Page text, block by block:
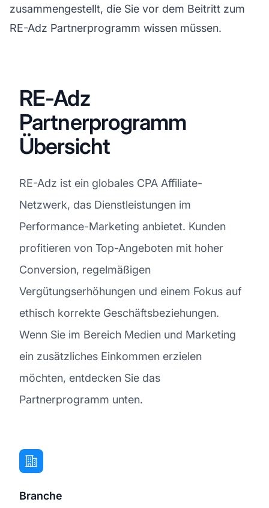
zusammengestellt, die Sie vor dem Beitritt zum
RE-Adz Partnerprogramm wissen müssen.
RE-Adz
Partnerprogramm
Übersicht
RE-Adz ist ein globales CPA Affiliate-
Netzwerk, das Dienstleistungen im
Performance-Marketing anbietet. Kunden
profitieren von Top-Angeboten mit hoher
Conversion, regelmäßigen
Vergütungserhöhungen und einem Fokus auf
ethisch korrekte Geschäftsbeziehungen.
Wenn Sie im Bereich Medien und Marketing
ein zusätzliches Einkommen erzielen
möchten, entdecken Sie das
Partnerprogramm unten.
Branche